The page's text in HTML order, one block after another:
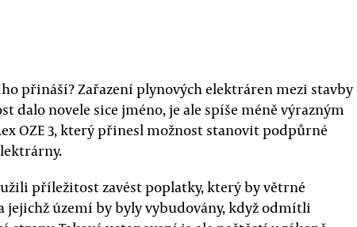
přináší? Zařazení plynových elektráren mezi stavby
dalo novele sice jméno, je ale spíše méně výrazným
OZE 3, který přinesl možnost stanovit podpůrné
příležitost zavést poplatky, který by větrné
území by byly vybudovány, když odmítli